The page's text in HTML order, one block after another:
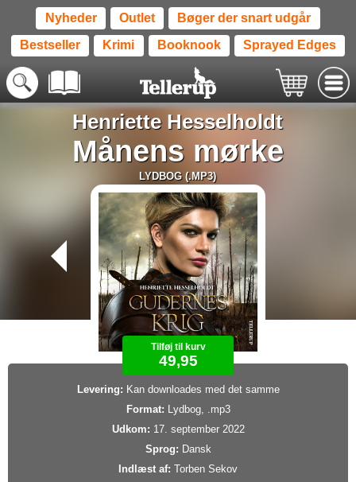
Nyheder Outlet Bøger der snart udgår
Bestseller Krimi Booknook Sprayed Edges
Henriette Hesselholdt
Månens mørke
LYDBOG (.MP3)
Tilføj til kurv
49,95
Levering: Kan downloades med det samme
Format: Lydbog, .mp3
Udkom: 17. september 2022
Sprog: Dansk
Indlæst af: Torben Sekov